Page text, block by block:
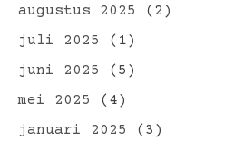
augustus 2025
(2)
juli 2025
(1)
juni 2025
(5)
mei 2025
(4)
januari 2025
(3)